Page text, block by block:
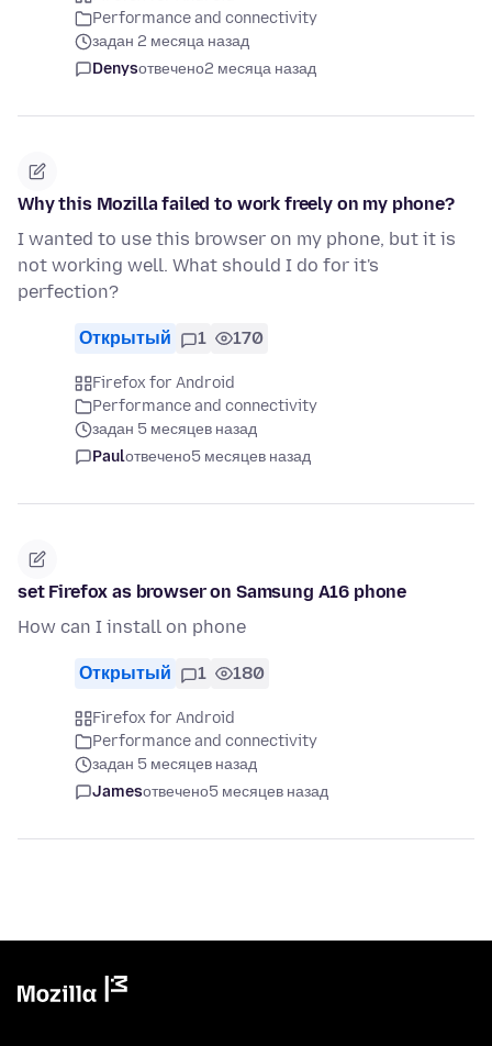
Performance and connectivity
задан 2 месяца назад
Denysотвечено2 месяца назад
Why this Mozilla failed to work freely on my phone?
I wanted to use this browser on my phone, but it is
not working well. What should I do for it's
perfection?
Открытый 1 170
Firefox for Android
Performance and connectivity
задан 5 месяцев назад
Paulотвечено5 месяцев назад
set Firefox as browser on Samsung A16 phone
How can I install on phone
Открытый 1 180
Firefox for Android
Performance and connectivity
задан 5 месяцев назад
Jamesотвечено5 месяцев назад